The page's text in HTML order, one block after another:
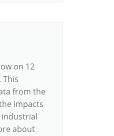
on 12
This
from the
impacts
about